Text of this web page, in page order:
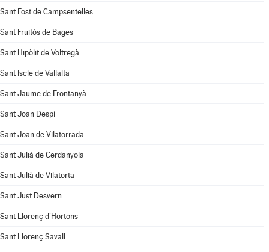
Sant Fost de Campsentelles
Sant Fruitós de Bages
Sant Hipòlit de Voltregà
Sant Iscle de Vallalta
Sant Jaume de Frontanyà
Sant Joan Despí
Sant Joan de Vilatorrada
Sant Julià de Cerdanyola
Sant Julià de Vilatorta
Sant Just Desvern
Sant Llorenç d'Hortons
Sant Llorenç Savall